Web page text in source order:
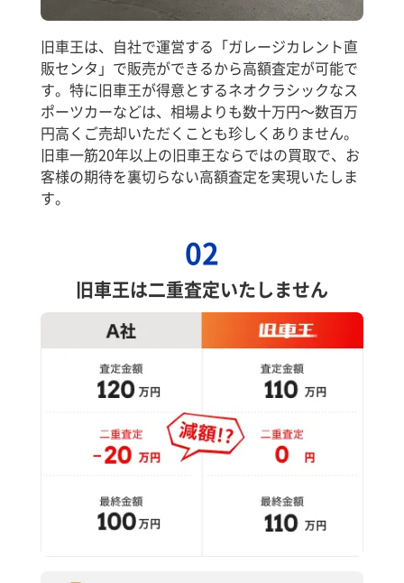
旧車王は、自社で運営する「ガレージカレント直
販センタ」で販売ができるから高額査定が可能で
す。特に旧車王が得意とするネオクラシックなス
ポーツカーなどは、相場よりも数十万円～数百万
円高くご売却いただくことも珍しくありません。
旧車一筋20年以上の旧車王ならではの買取で、お
客様の期待を裏切らない高額査定を実現いたしま
す。
02
旧車王は二重査定いたしません